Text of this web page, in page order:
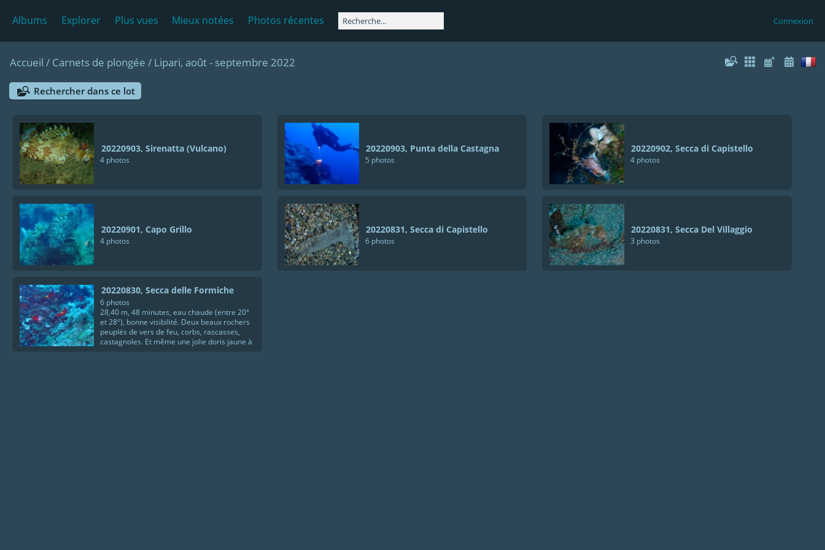
Albums Explorer Plus vues Mieux notées Photos récentes Connexion
Accueil / Carnets de plongée / Lipari, août - septembre 2022
Rechercher dans ce lot
20220903, Sirenatta (Vulcano)
4 photos
20220903, Punta della Castagna
5 photos
20220902, Secca di Capistello
4 photos
20220901, Capo Grillo
4 photos
20220831, Secca di Capistello
6 photos
20220831, Secca Del Villaggio
3 photos
20220830, Secca delle Formiche
6 photos
28,40 m, 48 minutes, eau chaude (entre 20°
et 28°), bonne visibilité. Deux beaux rochers
peuplés de vers de feu, corbs, rascasses,
castagnoles. Et même une jolie doris jaune à